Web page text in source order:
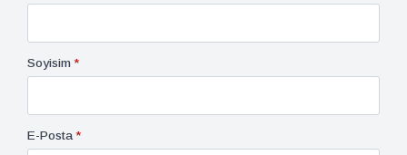
Soyisim *
E-Posta *